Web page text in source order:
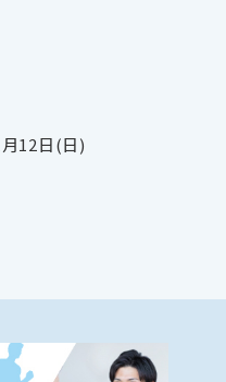
12日(日)